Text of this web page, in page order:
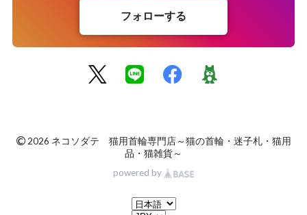
フォローする
© 2026 ネコソダテ 猫用首輪専門店～猫の首輪・迷子札・猫用
品・猫雑貨～
powered by